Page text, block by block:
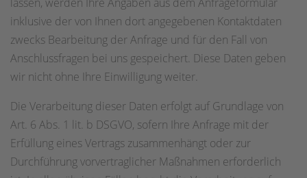
inklusive der von Ihnen dort angegebenen Kontaktdaten
zwecks Bearbeitung der Anfrage und für den Fall von
Anschlussfragen bei uns gespeichert. Diese Daten geben
wir nicht ohne Ihre Einwilligung weiter.
Die Verarbeitung dieser Daten erfolgt auf Grundlage von
Art. 6 Abs. 1 lit. b DSGVO, sofern Ihre Anfrage mit der
Erfüllung eines Vertrags zusammenhängt oder zur
Durchführung vorvertraglicher Maßnahmen erforderlich